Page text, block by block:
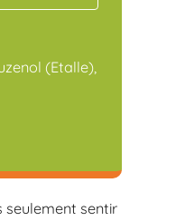
(Etalle),
seulement sentir